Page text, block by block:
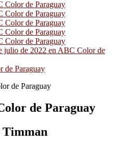
Color de Paraguay
Color de Paraguay
Color de Paraguay
Color de Paraguay
Color de Paraguay
julio de 2022 en ABC Color de
de Paraguay
de Paraguay
de Paraguay
Timman